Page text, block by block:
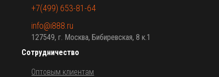
Сотрудничество
Оптовым клиентам
+7(499) 653-81-64
info@i888.ru
127549, г. Москва, Бибиревская, 8 к.1